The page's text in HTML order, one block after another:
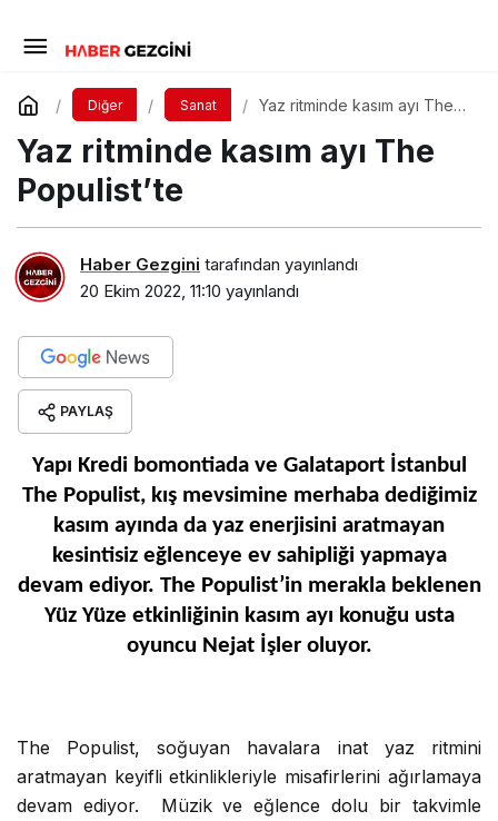
Diğer Sanat
Yaz ritminde kasım ayı The
Yaz ritminde kasım ayı The
Populist’te
Haber Gezgini tarafından yayınlandı
20 Ekim 2022, 11:10 yayınlandı
PAYLAŞ
Yapı Kredi bomontiada ve Galataport İstanbul
The Populist, kış mevsimine merhaba dediğimiz
kasım ayında da yaz enerjisini aratmayan
kesintisiz eğlenceye ev sahipliği yapmaya
devam ediyor. The Populist’in merakla beklenen
Yüz Yüze etkinliğinin kasım ayı konuğu usta
oyuncu Nejat İşler oluyor.
The Populist, soğuyan havalara inat yaz ritmini
aratmayan keyifli etkinlikleriyle misafirlerini ağırlamaya
devam ediyor. Müzik ve eğlence dolu bir takvimle